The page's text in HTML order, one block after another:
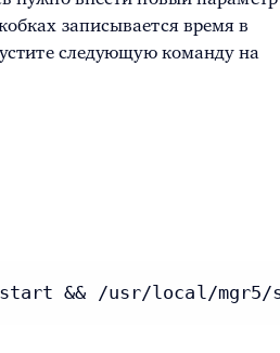
записывается время в
следующую команду на
&& /usr/local/mgr5/